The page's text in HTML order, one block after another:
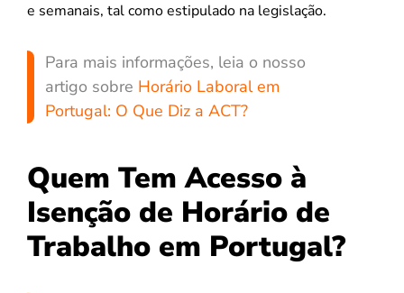
e semanais, tal como estipulado na legislação.
Para mais informações, leia o nosso
artigo sobre Horário Laboral em
Portugal: O Que Diz a ACT?
Quem Tem Acesso à
Isenção de Horário de
Trabalho em Portugal?